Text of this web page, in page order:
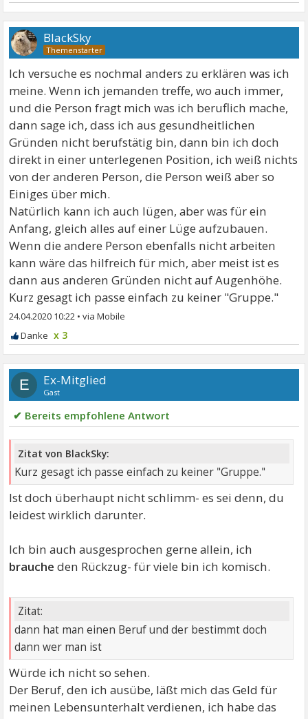
BlackSky
Ich versuche es nochmal anders zu erklären was ich
meine. Wenn ich jemanden treffe, wo auch immer,
und die Person fragt mich was ich beruflich mache,
dann sage ich, dass ich aus gesundheitlichen
Gründen nicht berufstätig bin, dann bin ich doch
direkt in einer unterlegenen Position, ich weiß nichts
von der anderen Person, die Person weiß aber so
Einiges über mich.
Natürlich kann ich auch lügen, aber was für ein
Anfang, gleich alles auf einer Lüge aufzubauen.
Wenn die andere Person ebenfalls nicht arbeiten
kann wäre das hilfreich für mich, aber meist ist es
dann aus anderen Gründen nicht auf Augenhöhe.
Kurz gesagt ich passe einfach zu keiner "Gruppe."
24.04.2020 10:22 •
x 3
E Ex-Mitglied
Gast
✔ Bereits empfohlene Antwort
Zitat von BlackSky:
Kurz gesagt ich passe einfach zu keiner "Gruppe."
Ist doch überhaupt nicht schlimm- es sei denn, du
leidest wirklich darunter.
Ich bin auch ausgesprochen gerne allein, ich
brauche den Rückzug- für viele bin ich komisch.
Zitat:
dann hat man einen Beruf und der bestimmt doch
dann wer man ist
Würde ich nicht so sehen.
Der Beruf, den ich ausübe, läßt mich das Geld für
meinen Lebensunterhalt verdienen, ich habe das